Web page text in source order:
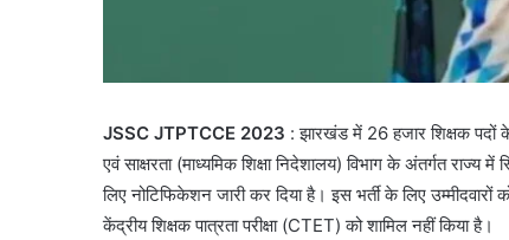
JSSC JTPTCCE 2023 : झारखंड में 26 हजार शिक्षक पदों
एवं साक्षरता (माध्यमिक शिक्षा निदेशालय) विभाग के अंतर्गत राज्य
लिए नोटिफिकेशन जारी कर दिया है। इस भर्ती के लिए उम्मीदवारों
केंद्रीय शिक्षक पात्रता परीक्षा (CTET) को शामिल नहीं किया है।